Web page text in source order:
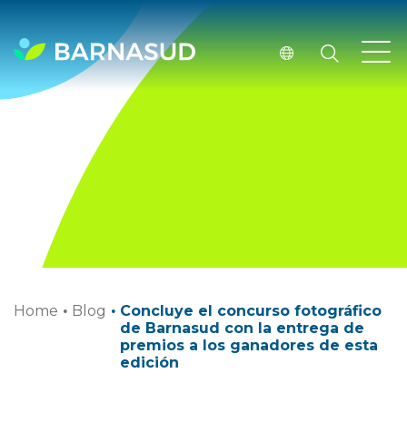
Home · Blog · Concluye el concurso fotográfico
de Barnasud con la entrega de
premios a los ganadores de esta
edición